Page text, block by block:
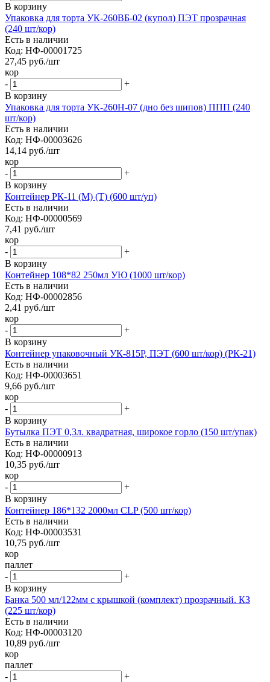
В корзину
Упаковка для торта УК-260ВБ-02 (купол) ПЭТ прозрачная
(240 шт/кор)
Есть в наличии
Код: НФ-00001725
27,45 руб./шт
кор
-
+
В корзину
Упаковка для торта УК-260Н-07 (дно без шипов) ППП (240
шт/кор)
Есть в наличии
Код: НФ-00003626
14,14 руб./шт
кор
-
+
В корзину
Контейнер РК-11 (М) (Т) (600 шт/уп)
Есть в наличии
Код: НФ-00000569
7,41 руб./шт
кор
-
+
В корзину
Контейнер 108*82 250мл УЮ (1000 шт/кор)
Есть в наличии
Код: НФ-00002856
2,41 руб./шт
кор
-
+
В корзину
Контейнер упаковочный УК-815Р, ПЭТ (600 шт/кор) (РК-21)
Есть в наличии
Код: НФ-00003651
9,66 руб./шт
кор
-
+
В корзину
Бутылка ПЭТ 0,3л. квадратная, широкое горло (150 шт/упак)
Есть в наличии
Код: НФ-00000913
10,35 руб./шт
кор
-
+
В корзину
Контейнер 186*132 2000мл CLP (500 шт/кор)
Есть в наличии
Код: НФ-00003531
10,75 руб./шт
кор
паллет
-
+
В корзину
Банка 500 мл/122мм с крышкой (комплект) прозрачный. КЗ
(225 шт/кор)
Есть в наличии
Код: НФ-00003120
10,89 руб./шт
кор
паллет
-
+